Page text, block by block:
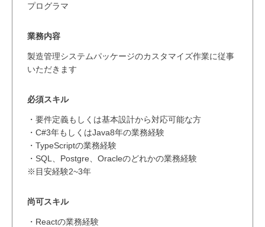
プログラマ
業務内容
製造管理システムパッケージのカスタマイズ作業に従事
いただきます
必須スキル
・要件定義もしくは基本設計から対応可能な方
・C#3年もしくはJava8年の業務経験
・TypeScriptの業務経験
・SQL、Postgre、Oracleのどれかの業務経験
※目安経験2~3年
尚可スキル
・Reactの業務経験